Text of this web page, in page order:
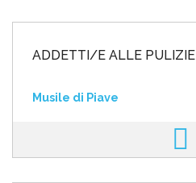
ADDETTI/E ALLE PULIZIE
Musile di Piave